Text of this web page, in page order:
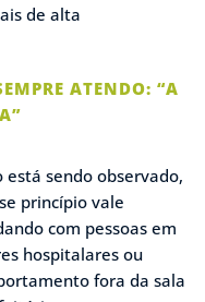
de alta
ATENDO: “A
está sendo observado,
princípio vale
com pessoas em
hospitalares ou
fora da sala